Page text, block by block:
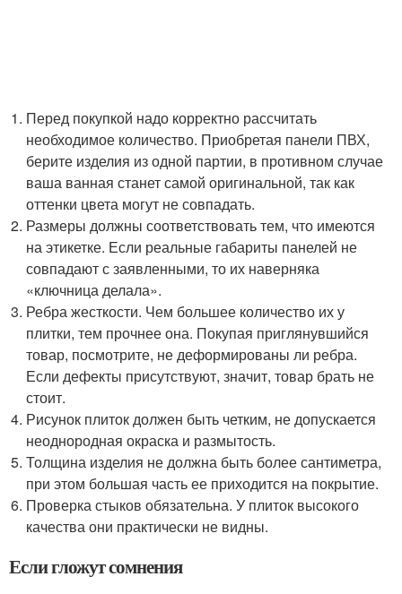
Перед покупкой надо корректно рассчитать
необходимое количество. Приобретая панели ПВХ,
берите изделия из одной партии, в противном случае
ваша ванная станет самой оригинальной, так как
оттенки цвета могут не совпадать.
Размеры должны соответствовать тем, что имеются
на этикетке. Если реальные габариты панелей не
совпадают с заявленными, то их наверняка
«ключница делала».
Ребра жесткости. Чем большее количество их у
плитки, тем прочнее она. Покупая приглянувшийся
товар, посмотрите, не деформированы ли ребра.
Если дефекты присутствуют, значит, товар брать не
стоит.
Рисунок плиток должен быть четким, не допускается
неоднородная окраска и размытость.
Толщина изделия не должна быть более сантиметра,
при этом большая часть ее приходится на покрытие.
Проверка стыков обязательна. У плиток высокого
качества они практически не видны.
Если гложут сомнения